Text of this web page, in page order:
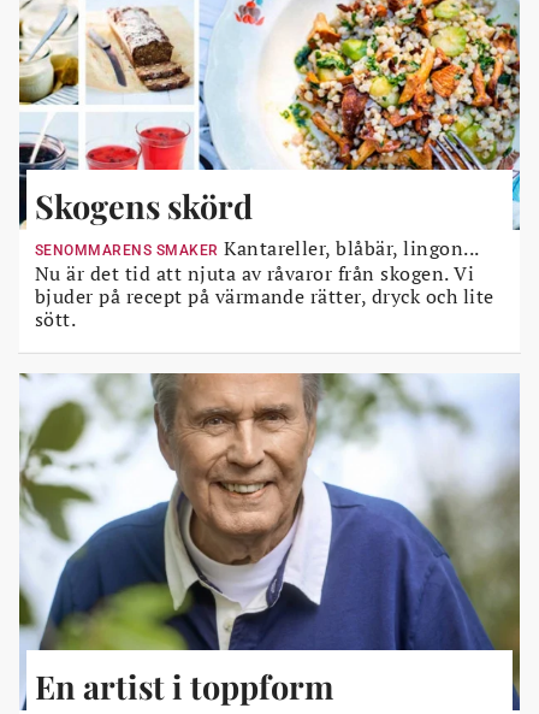
Skogens skörd
SENOMMARENS SMAKER Kantareller, blåbär, lingon...
Nu är det tid att njuta av råvaror från skogen. Vi
bjuder på recept på värmande rätter, dryck och lite
sött.
En artist i toppform